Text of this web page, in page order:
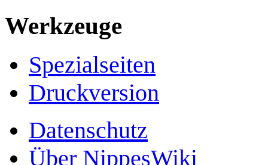
Werkzeuge
Spezialseiten
Druckversion
Datenschutz
Über NippesWiki